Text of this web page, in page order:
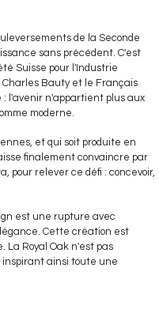
de la Seconde
sans précédent. C'est
Suisse pour l'Industrie
Charles Bauty et le Français
l'avenir n'appartient plus aux
moderne.
et qui soit produite en
finalement convaincre par
pour relever ce défi : concevoir,
est une rupture avec
Cette création est
Royal Oak n'est pas
inspirant ainsi toute une